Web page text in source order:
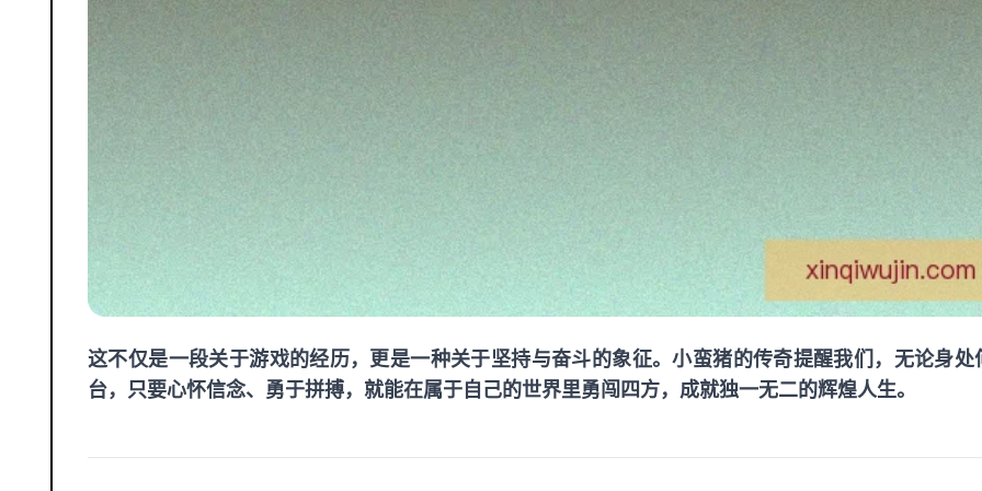
这不仅是一段关于游戏的经历，更是一种关于坚持与奋斗的象征。小蛮猪的传奇提醒我们，无论身处
台，只要心怀信念、勇于拼搏，就能在属于自己的世界里勇闯四方，成就独一无二的辉煌人生。